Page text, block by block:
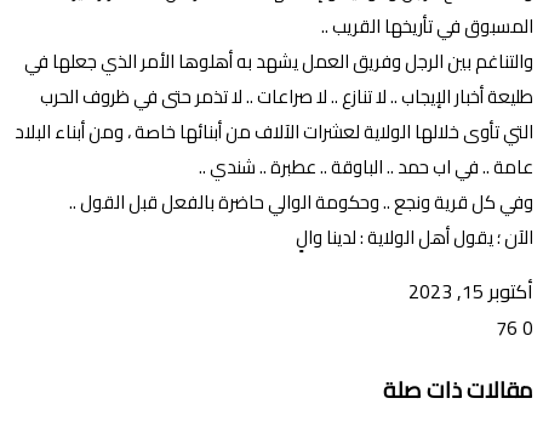
المسبوق في تأريخها القريب ..
والتناغم بين الرجل وفريق العمل يشهد به أهلوها الأمر الذي جعلها في
طليعة أخبار الإيجاب .. لا تنازع .. لا صراعات .. لا تذمر حتى في ظروف الحرب
التي تأوى خلالها الولاية لعشرات الآلاف من أبنائها خاصة ، ومن أبناء البلاد
عامة .. في اب حمد .. الباوقة .. عطبرة .. شندي ..
وفي كل قرية ونجع .. وحكومة الوالي حاضرة بالفعل قبل القول ..
الآن ؛ يقول أهل الولاية : لدينا والٍ
أكتوبر 15, 2023
0
عبر
مقالات ذات صلة